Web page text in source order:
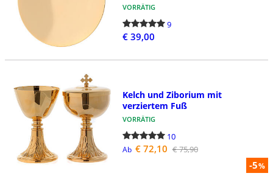
VORRÄTIG
9
€ 39,00
-5%
Kelch und Ziborium mit
verziertem Fuß
VORRÄTIG
10
Ab € 72,10 € 75,90